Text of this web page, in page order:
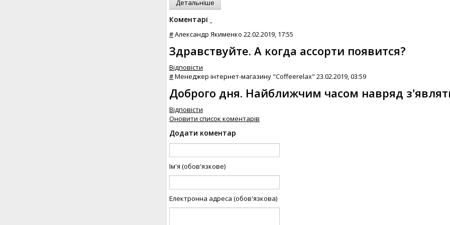
Детальніше
Коментарі
#Александр Якименко 22.02.2019, 17:55
Здравствуйте. А когда ассорти появится?
Відповісти
#Менеджер інтернет-магазину "Coffeerelax" 23.02.2019, 03:59
Доброго дня. Найближчим часом навряд
Відповісти
Оновити список коментарів
Додати коментар
Ім'я (обов'язкове)
Електронна адреса (обов'язкова)